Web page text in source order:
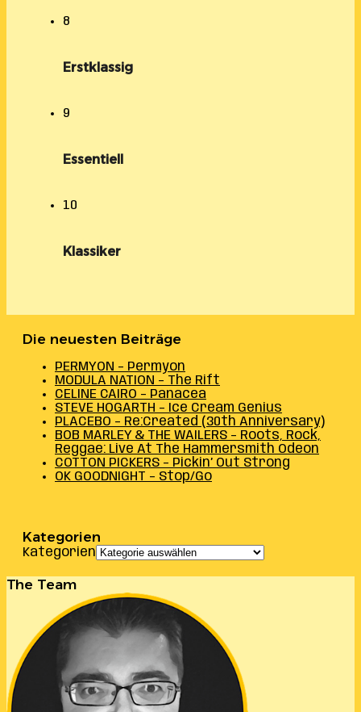
8
Erstklassig
9
Essentiell
10
Klassiker
Die neuesten Beiträge
PERMYON – Permyon
MODULA NATION – The Rift
CELINE CAIRO – Panacea
STEVE HOGARTH – Ice Cream Genius
PLACEBO – Re:Created (30th Anniversary)
BOB MARLEY & THE WAILERS – Roots, Rock,
Reggae: Live At The Hammersmith Odeon
COTTON PICKERS – Pickin’ Out Strong
OK GOODNIGHT – Stop/Go
Kategorien
Kategorien
The Team